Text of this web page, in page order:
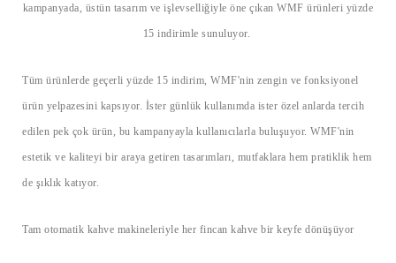
kampanyada, üstün tasarım ve işlevselliğiyle öne çıkan WMF ürünleri yüzde
15 indirimle sunuluyor.
Tüm ürünlerde geçerli yüzde 15 indirim, WMF'nin zengin ve fonksiyonel
ürün yelpazesini kapsıyor. İster günlük kullanımda ister özel anlarda tercih
edilen pek çok ürün, bu kampanyayla kullanıcılarla buluşuyor. WMF'nin
estetik ve kaliteyi bir araya getiren tasarımları, mutfaklara hem pratiklik hem
de şıklık katıyor.
Tam otomatik kahve makineleriyle her fincan kahve bir keyfe dönüşüyor